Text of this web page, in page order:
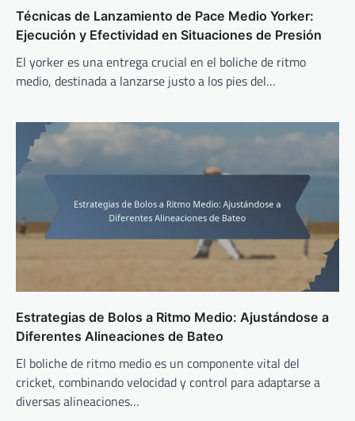
Técnicas de Lanzamiento de Pace Medio Yorker:
Ejecución y Efectividad en Situaciones de Presión
El yorker es una entrega crucial en el boliche de ritmo
medio, destinada a lanzarse justo a los pies del…
Estrategias de Bolos a Ritmo Medio: Ajustándose a
Diferentes Alineaciones de Bateo
El boliche de ritmo medio es un componente vital del
cricket, combinando velocidad y control para adaptarse a
diversas alineaciones…